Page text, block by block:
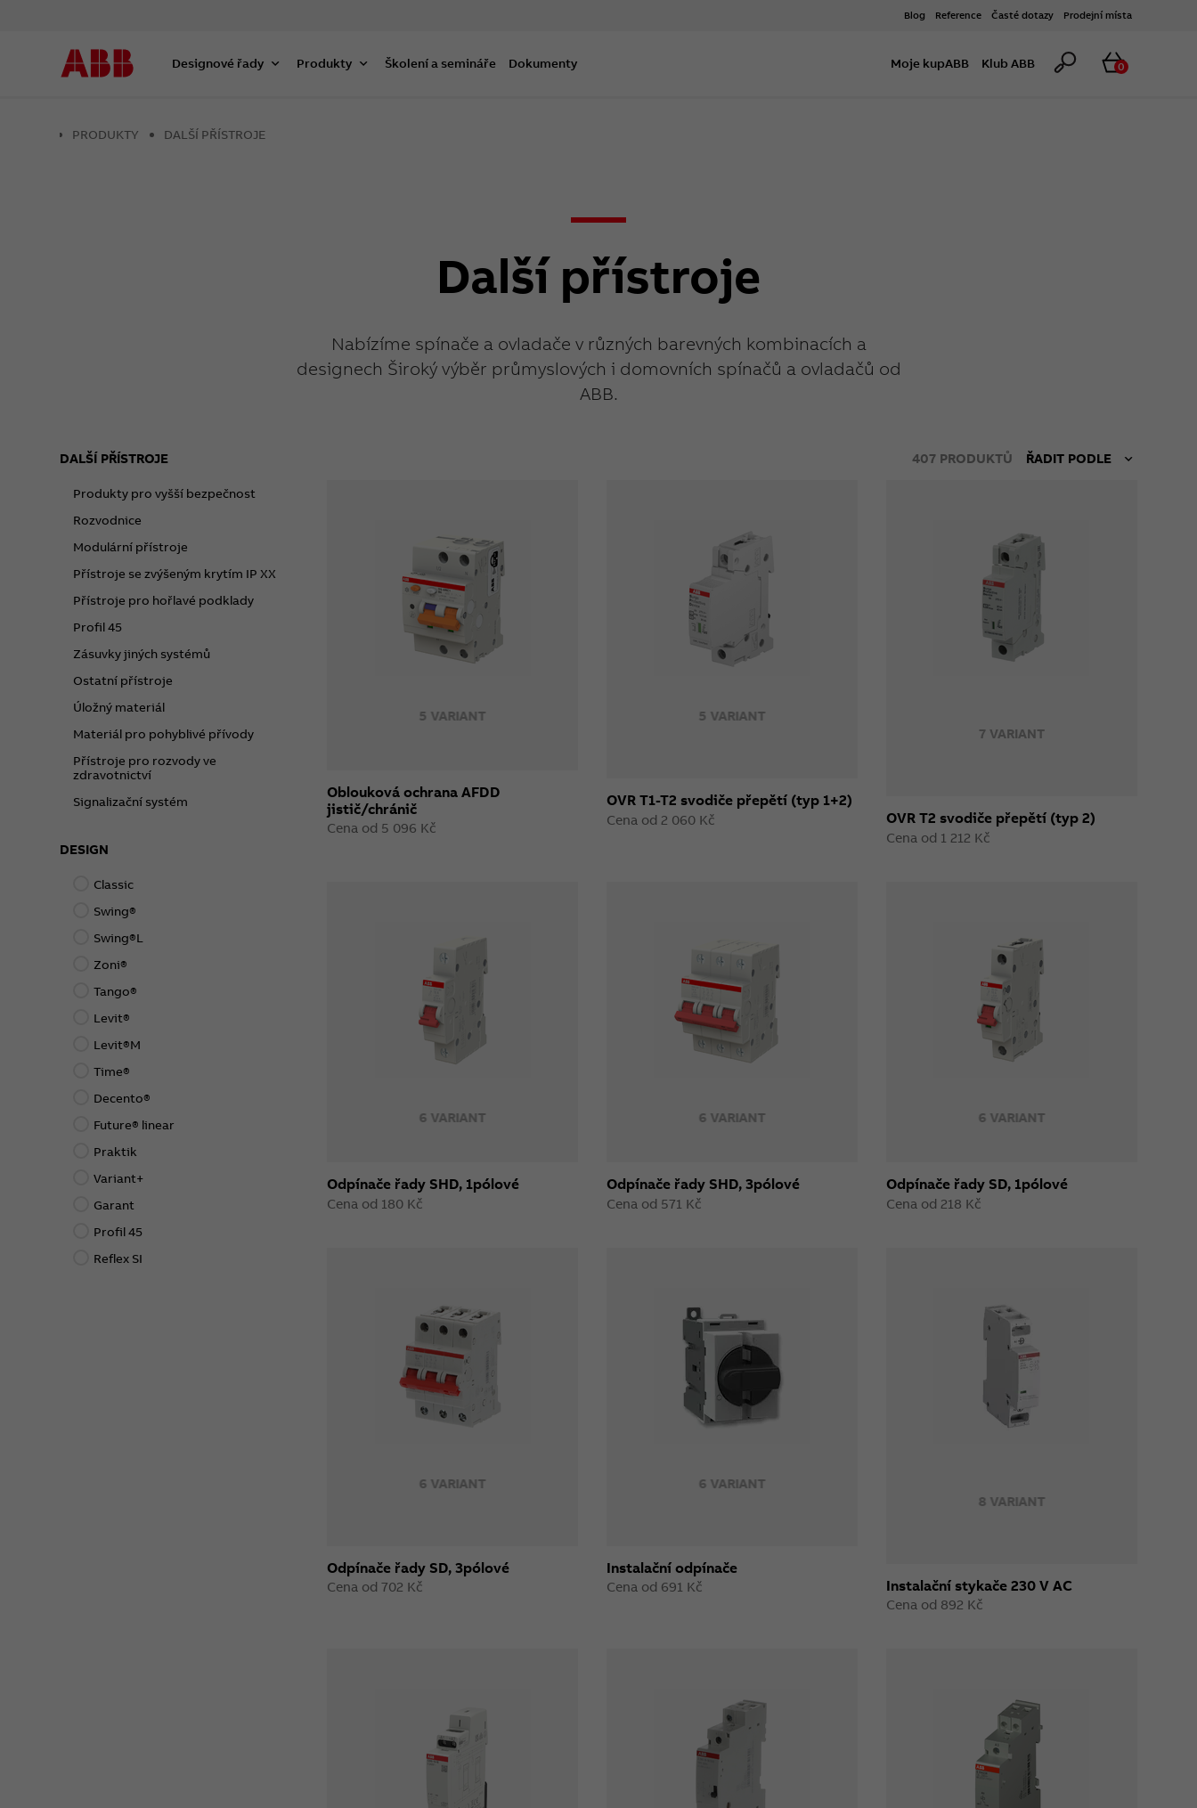
Blog Reference Časté dotazy Prodejní místa
Designové řady Produkty Školení a semináře Dokumenty Moje kupABB Klub ABB Hledat
0
PRODUKTY DALŠÍ PŘÍSTROJE
Další přístroje
Nabízíme spínače a ovladače v různých barevných kombinacích a
designech Široký výběr průmyslových i domovních spínačů a ovladačů od
ABB.
DALŠÍ PŘÍSTROJE
Produkty pro vyšší bezpečnost
Rozvodnice
Modulární přístroje
Přístroje se zvýšeným krytím IP XX
Přístroje pro hořlavé podklady
Profil 45
Zásuvky jiných systémů
Ostatní přístroje
Úložný materiál
Materiál pro pohyblivé přívody
Přístroje pro rozvody ve
zdravotnictví
Signalizační systém
DESIGN
Classic
Swing®
Swing®L
Zoni®
Tango®
Levit®
Levit®M
Time®
Decento®
Future® linear
Praktik
Variant+
Garant
Profil 45
Reflex SI
407PRODUKTŮ ŘADIT PODLE
5 VARIANT
Oblouková ochrana AFDD
jistič/chránič
Cena od 5 096 Kč
5 VARIANT
OVR T1-T2 svodiče přepětí (typ 1+2)
Cena od 2 060 Kč
7 VARIANT
OVR T2 svodiče přepětí (typ 2)
Cena od 1 212 Kč
6 VARIANT
Odpínače řady SHD, 1pólové
Cena od 180 Kč
6 VARIANT
Odpínače řady SHD, 3pólové
Cena od 571 Kč
6 VARIANT
Odpínače řady SD, 1pólové
Cena od 218 Kč
6 VARIANT
Odpínače řady SD, 3pólové
Cena od 702 Kč
6 VARIANT
Instalační odpínače
Cena od 691 Kč
8 VARIANT
Instalační stykače 230 V AC
Cena od 892 Kč